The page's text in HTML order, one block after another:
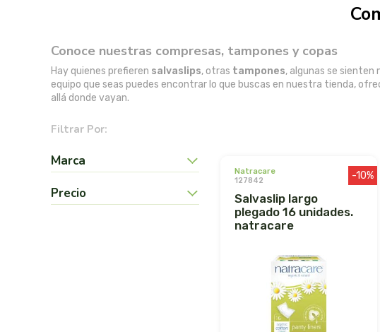
Conoce nuestras compresas, tampones y copas
Hay quienes prefieren salvaslips, otras tampones, algunas se sienten
equipo que seas puedes encontrar lo que buscas en nuestra tienda,
allá donde vayan.
Filtrar Por:
Marca
Precio
natracare
127842
salvaslip largo
plegado 16 unidades.
natracare
-10%